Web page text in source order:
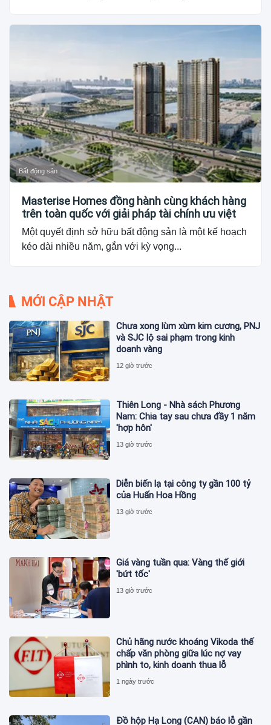
Bất động sản
Masterise Homes đồng hành cùng khách hàng
trên toàn quốc với giải pháp tài chính ưu việt
Một quyết định sở hữu bất động sản là một kế hoạch
kéo dài nhiều năm, gắn với kỳ vọng...
MỚI CẬP NHẬT
Chưa xong lùm xùm kim cương, PNJ
và SJC lộ sai phạm trong kinh
doanh vàng
12 giờ trước
Thiên Long - Nhà sách Phương
Nam: Chia tay sau chưa đầy 1 năm
'hợp hôn'
13 giờ trước
Diễn biến lạ tại công ty gần 100 tỷ
của Huấn Hoa Hồng
13 giờ trước
Giá vàng tuần qua: Vàng thế giới
'bứt tốc'
13 giờ trước
Chủ hãng nước khoáng Vikoda thế
chấp văn phòng giữa lúc nợ vay
phình to, kinh doanh thua lỗ
1 ngày trước
Đồ hộp Hạ Long (CAN) báo lỗ gần